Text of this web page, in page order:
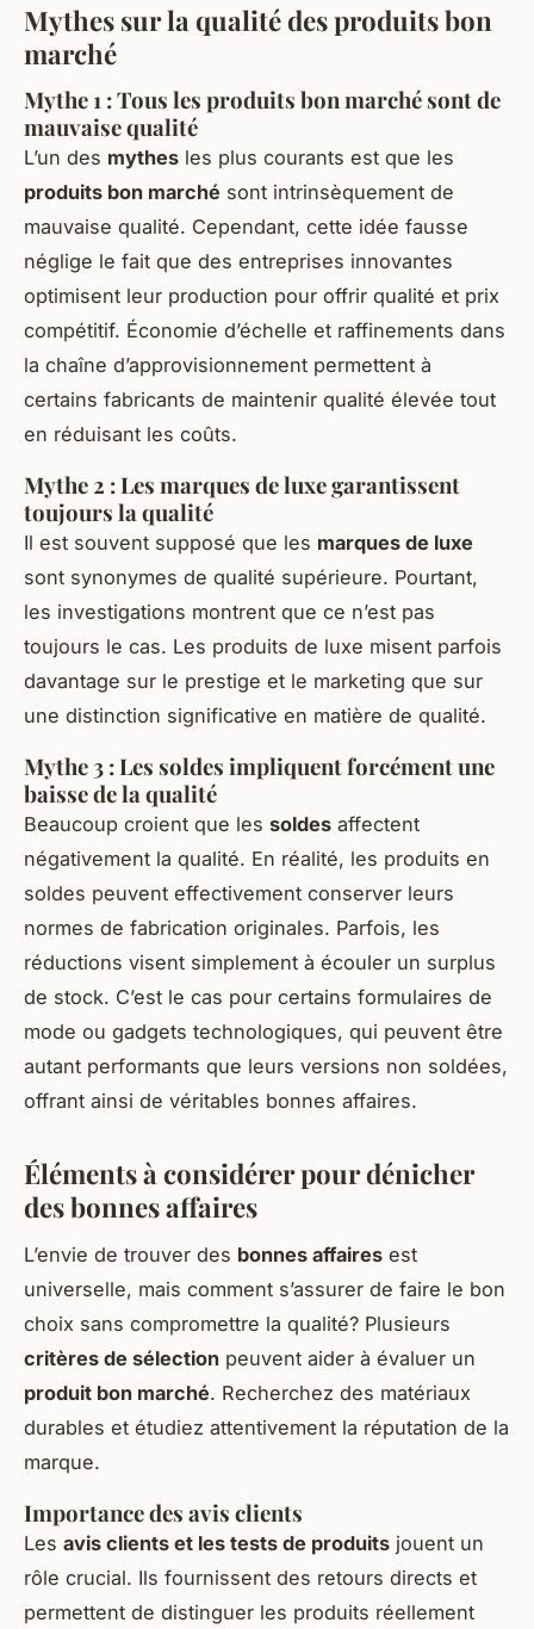
Mythes sur la qualité des produits bon
marché
Mythe 1 : Tous les produits bon marché sont de
mauvaise qualité
L’un des mythes les plus courants est que les
produits bon marché sont intrinsèquement de
mauvaise qualité. Cependant, cette idée fausse
néglige le fait que des entreprises innovantes
optimisent leur production pour offrir qualité et prix
compétitif. Économie d’échelle et raffinements dans
la chaîne d’approvisionnement permettent à
certains fabricants de maintenir qualité élevée tout
en réduisant les coûts.
Mythe 2 : Les marques de luxe garantissent
toujours la qualité
Il est souvent supposé que les marques de luxe
sont synonymes de qualité supérieure. Pourtant,
les investigations montrent que ce n’est pas
toujours le cas. Les produits de luxe misent parfois
davantage sur le prestige et le marketing que sur
une distinction significative en matière de qualité.
Mythe 3 : Les soldes impliquent forcément une
baisse de la qualité
Beaucoup croient que les soldes affectent
négativement la qualité. En réalité, les produits en
soldes peuvent effectivement conserver leurs
normes de fabrication originales. Parfois, les
réductions visent simplement à écouler un surplus
de stock. C’est le cas pour certains formulaires de
mode ou gadgets technologiques, qui peuvent être
autant performants que leurs versions non soldées,
offrant ainsi de véritables bonnes affaires.
Éléments à considérer pour dénicher
des bonnes affaires
L’envie de trouver des bonnes affaires est
universelle, mais comment s’assurer de faire le bon
choix sans compromettre la qualité? Plusieurs
critères de sélection peuvent aider à évaluer un
produit bon marché. Recherchez des matériaux
durables et étudiez attentivement la réputation de la
marque.
Importance des avis clients
Les avis clients et les tests de produits jouent un
rôle crucial. Ils fournissent des retours directs et
permettent de distinguer les produits réellement